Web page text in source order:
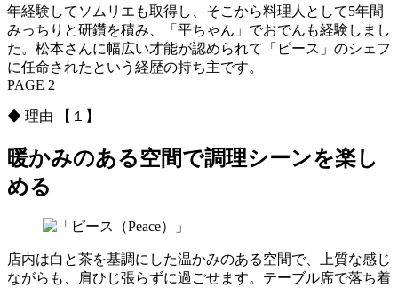
年経験してソムリエも取得し、そこから料理人として5年間
みっちりと研鑽を積み、「平ちゃん」でおでんも経験しまし
た。松本さんに幅広い才能が認められて「ピース」のシェフ
に任命されたという経歴の持ち主です。
PAGE 2
◆ 理由 【１】
暖かみのある空間で調理シーンを楽し
める
店内は白と茶を基調にした温かみのある空間で、上質な感じ
ながらも、肩ひじ張らずに過ごせます。テーブル席で落ち着